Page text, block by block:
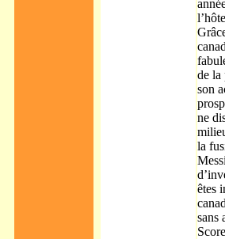
de la
son
ne
la
êtes
sans